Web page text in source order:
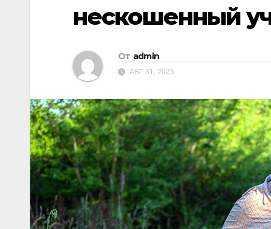
нескошенный
От admin
АВГ 31, 2025